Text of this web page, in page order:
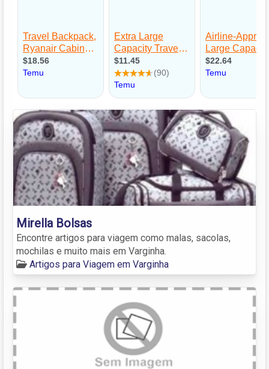
Mirella Bolsas
Encontre artigos para viagem como malas, sacolas,
mochilas e muito mais em Varginha.
Artigos para Viagem em Varginha